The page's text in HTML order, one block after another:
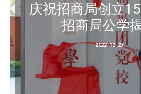
庆祝招商局创立
招商局公学
2022-12-27